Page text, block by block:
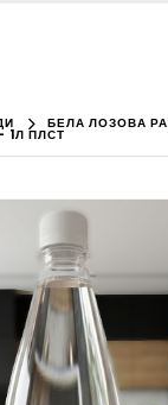
БЕЛА ЛОЗОВА
1Л ПЛСТ